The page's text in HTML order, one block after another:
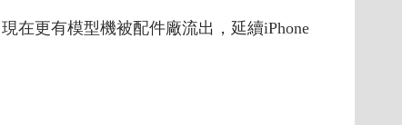
在更有模型機被配件廠流出，延續iPhone